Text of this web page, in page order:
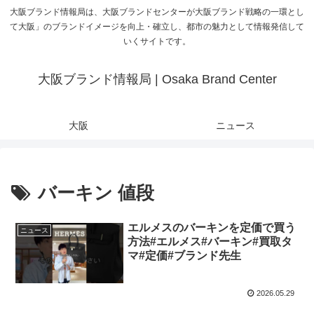
大阪ブランド情報局は、大阪ブランドセンターが大阪ブランド戦略の一環とし
て大阪」のブランドイメージを向上・確立し、都市の魅力として情報発信して
いくサイトです。
大阪ブランド情報局 | Osaka Brand Center
大阪 ニュース
バーキン 値段
ニュース
エルメスのバーキンを定価で買う
方法#エルメス#バーキン#買取タ
マ#定価#ブランド先生
2026.05.29